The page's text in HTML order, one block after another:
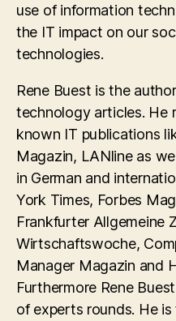
use of information
the IT impact on our
technologies.
Rene Buest is the
technology articles. He
known IT publications
Magazin, LANline as
in German and
York Times, Forbes
Frankfurter Allgemeine
Wirtschaftswoche,
Manager Magazin and
Furthermore Rene
of experts rounds. He